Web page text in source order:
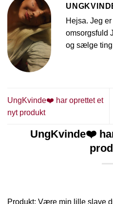
Hejsa. Jeg
omsorgsfuld
og sælge
UngKvinde❤️ har oprettet et
nyt produkt
UngKvinde❤️
Produkt: Være min lille slave